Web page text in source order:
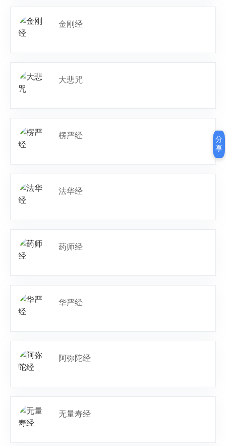
金刚经
大悲咒
楞严经
法华经
药师经
华严经
阿弥陀经
无量寿经
分
享